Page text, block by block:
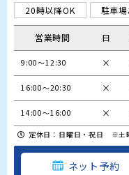
20時以降OK 駐車場
営業時間 日
9:00〜12:30 ×
16:00〜20:30 ×
14:00〜16:00 ×
定休日：日曜日・祝日 ※土
ネット予約